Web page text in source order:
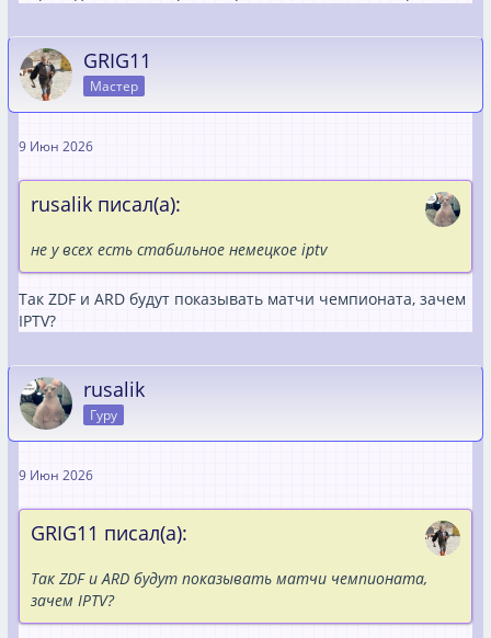
GRIG11
Мастер
9 Июн 2026
rusalik писал(а):
не у всех есть стабильное немецкое iptv
Так ZDF и ARD будут показывать матчи чемпионата, зачем
IPTV?
rusalik
Гуру
9 Июн 2026
GRIG11 писал(а):
Так ZDF и ARD будут показывать матчи чемпионата,
зачем IPTV?